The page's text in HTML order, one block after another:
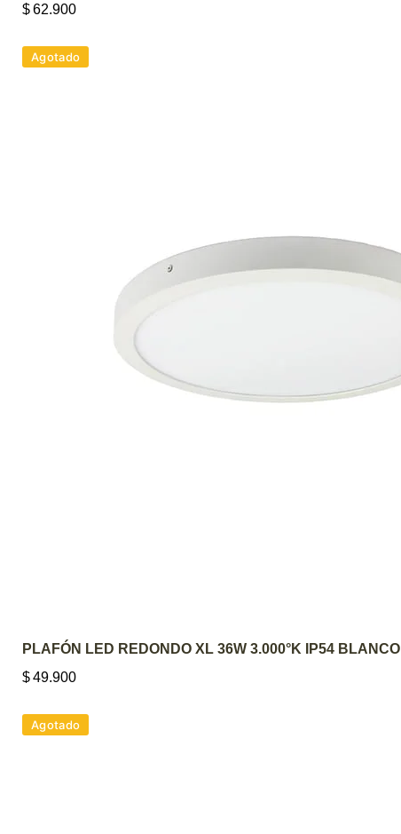
$62.900
Agotado
AGREGAR AL CARRITO
PLAFÓN LED REDONDO XL 36W 3.000°K IP54 BLANCO
$49.900
Agotado